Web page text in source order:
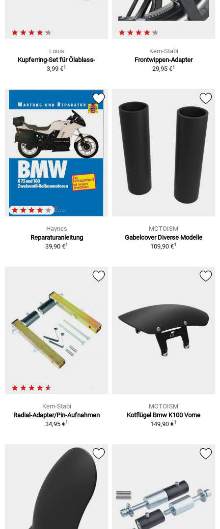
Louis
Kupferring-Set für Ölablass-
3,99 €1
Kern-Stabi
Frontwippen-Adapter
29,95 €1
Haynes
Reparaturanleitung
39,90 €1
MOTOISM
Gabelcover Diverse Modelle
109,90 €1
Kern-Stabi
Radial-Adapter/Pin-Aufnahmen
34,95 €1
MOTOISM
Kotflügel Bmw K100 Vorne
149,90 €1